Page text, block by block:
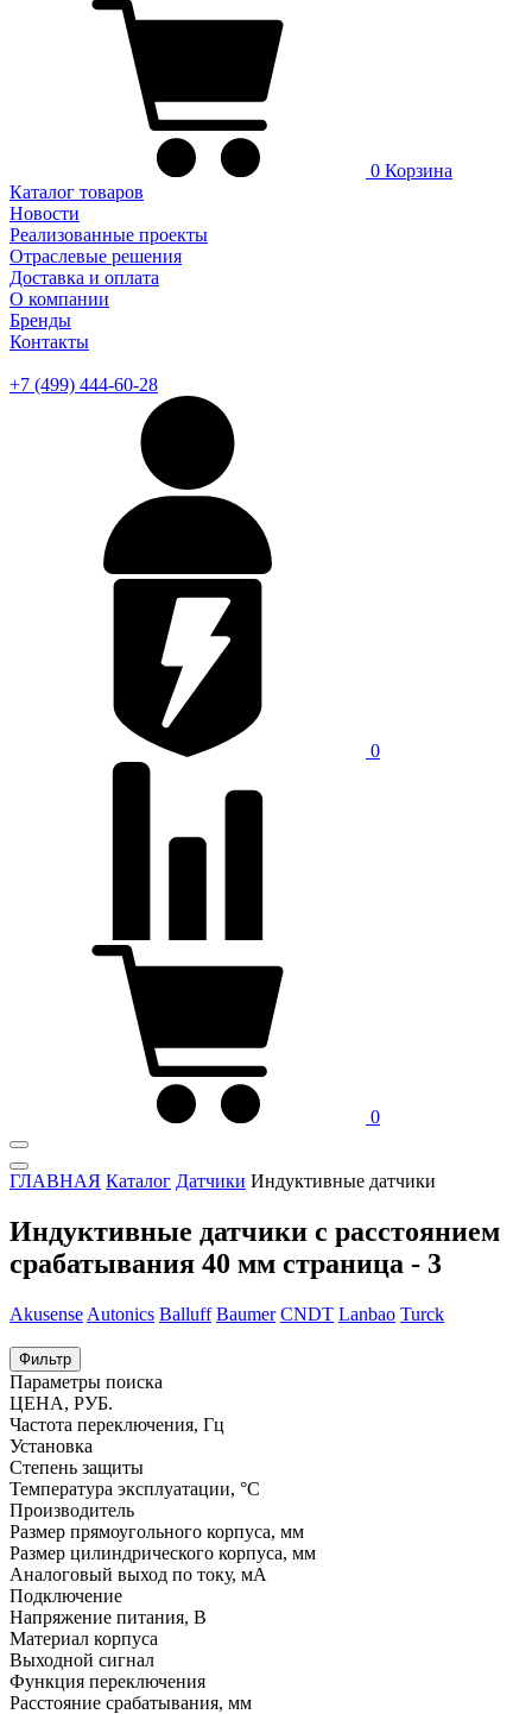
0 Корзина
Каталог товаров
Новости
Реализованные проекты
Отраслевые решения
Доставка и оплата
О компании
Бренды
Контакты
+7 (499) 444-60-28
0
0
ГЛАВНАЯ Каталог Датчики Индуктивные датчики
Индуктивные датчики с расстоянием
срабатывания 40 мм страница - 3
Akusense Autonics Balluff Baumer CNDT Lanbao Turck
Фильтр
Параметры поиска
ЦЕНА, РУБ.
Частота переключения, Гц
Установка
Степень защиты
Температура эксплуатации, °С
Производитель
Размер прямоугольного корпуса, мм
Размер цилиндрического корпуса, мм
Аналоговый выход по току, мА
Подключение
Напряжение питания, В
Материал корпуса
Выходной сигнал
Функция переключения
Расстояние срабатывания, мм